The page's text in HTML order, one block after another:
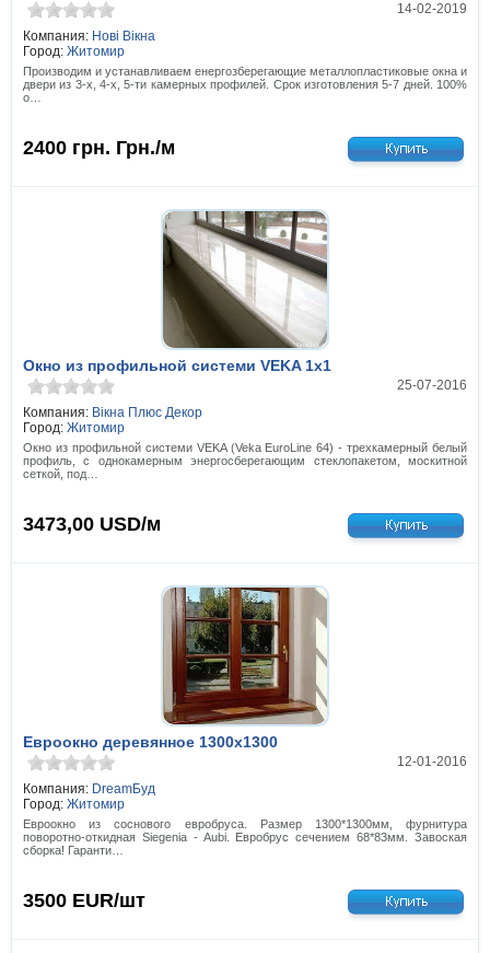
14-02-2019
Компания: Нові Вікна
Город: Житомир
Производим и устанавливаем енергозберегающие металлопластиковые окна и
двери из 3-х, 4-х, 5-ти камерных профилей. Срок изготовления 5-7 дней. 100%
о…
2400 грн. Грн./м
Окно из профильной системи VEKA 1x1
25-07-2016
Компания: Вікна Плюс Декор
Город: Житомир
Окно из профильной системи VEKA (Veka EuroLine 64) - трехкамерный белый
профиль, с однокамерным энергосберегающим стеклопакетом, москитной
сеткой, под…
3473,00 USD/м
Евроокно деревянное 1300х1300
12-01-2016
Компания: DreamБуд
Город: Житомир
Евроокно из соснового евробруса. Размер 1300*1300мм, фурнитура
поворотно-откидная Siegenia - Aubi. Евробрус сечением 68*83мм. Завоская
сборка! Гаранти…
3500 EUR/шт